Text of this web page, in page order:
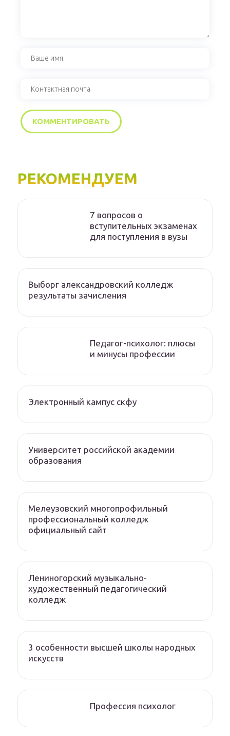
РЕКОМЕНДУЕМ
7 вопросов о
вступительных экзаменах
для поступления в вузы
Выборг александровский колледж
результаты зачисления
Педагог-психолог: плюсы
и минусы профессии
Электронный кампус скфу
Университет российской академии
образования
Мелеузовский многопрофильный
профессиональный колледж
официальный сайт
Лениногорский музыкально-
художественный педагогический
колледж
3 особенности высшей школы народных
искусств
Профессия психолог